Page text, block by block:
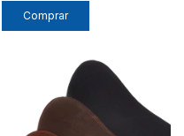
Comprar